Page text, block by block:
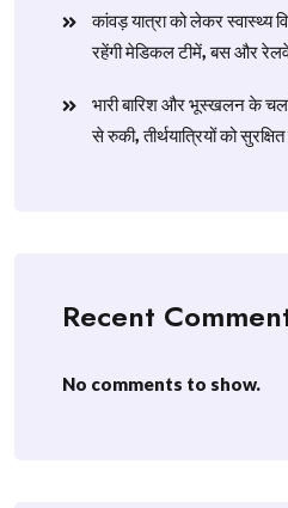
​कांवड़ यात्रा को लेकर स्वास्थ्य
रहेंगी मेडिकल टीमें, बस और
​भारी बारिश और भूस्खलन के
से रुकी, तीर्थयात्रियों को
Recent
No comments to show.